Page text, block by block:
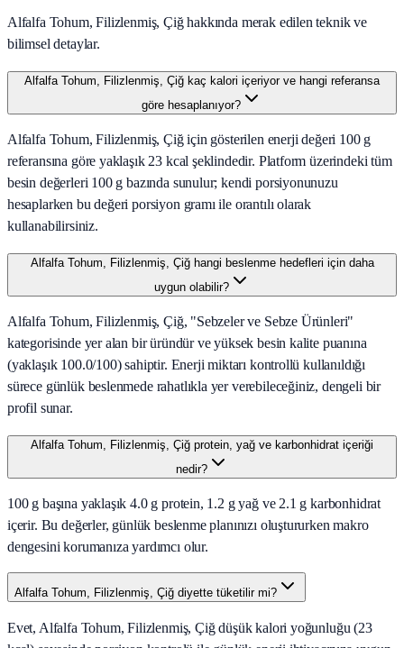
Alfalfa Tohum, Filizlenmiş, Çiğ hakkında merak edilen teknik ve
bilimsel detaylar.
Alfalfa Tohum, Filizlenmiş, Çiğ kaç kalori içeriyor ve hangi referansa
göre hesaplanıyor?
Alfalfa Tohum, Filizlenmiş, Çiğ için gösterilen enerji değeri 100 g
referansına göre yaklaşık 23 kcal şeklindedir. Platform üzerindeki tüm
besin değerleri 100 g bazında sunulur; kendi porsiyonunuzu
hesaplarken bu değeri porsiyon gramı ile orantılı olarak
kullanabilirsiniz.
Alfalfa Tohum, Filizlenmiş, Çiğ hangi beslenme hedefleri için daha
uygun olabilir?
Alfalfa Tohum, Filizlenmiş, Çiğ, "Sebzeler ve Sebze Ürünleri"
kategorisinde yer alan bir üründür ve yüksek besin kalite puanına
(yaklaşık 100.0/100) sahiptir. Enerji miktarı kontrollü kullanıldığı
sürece günlük beslenmede rahatlıkla yer verebileceğiniz, dengeli bir
profil sunar.
Alfalfa Tohum, Filizlenmiş, Çiğ protein, yağ ve karbonhidrat içeriği
nedir?
100 g başına yaklaşık 4.0 g protein, 1.2 g yağ ve 2.1 g karbonhidrat
içerir. Bu değerler, günlük beslenme planınızı oluştururken makro
dengesini korumanıza yardımcı olur.
Alfalfa Tohum, Filizlenmiş, Çiğ diyette tüketilir mi?
Evet, Alfalfa Tohum, Filizlenmiş, Çiğ düşük kalori yoğunluğu (23